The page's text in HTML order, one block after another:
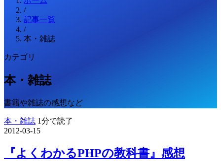
/
記事一覧
/
本・雑誌
カテゴリ
本・雑誌
書籍や雑誌の感想など
本・雑誌 1分で読了
2012-03-15
『よくわかるPHPの教科書』感想